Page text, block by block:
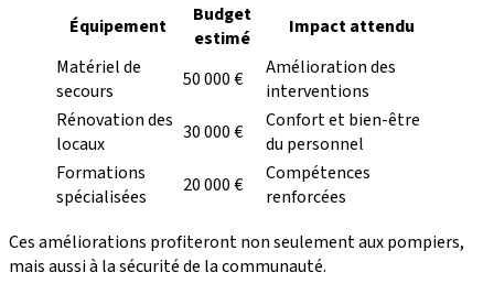
Équipement
Budget
estimé
Impact attendu
Matériel de
secours
50 000 €
Amélioration des
interventions
Rénovation des
locaux
30 000 €
Confort et bien-être
du personnel
Formations
spécialisées
20 000 €
Compétences
renforcées
Ces améliorations profiteront non seulement aux pompiers,
mais aussi à la sécurité de la communauté.